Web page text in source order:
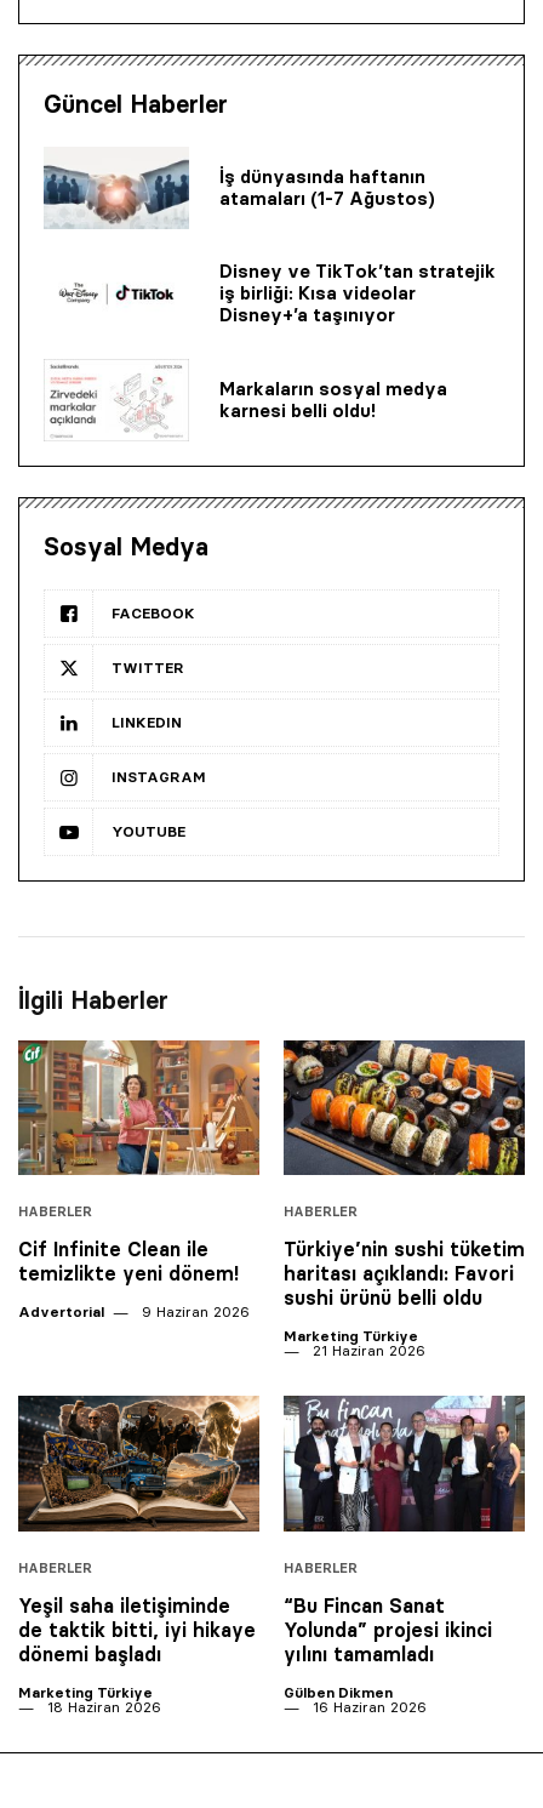
Güncel Haberler
İş dünyasında haftanın
atamaları (1-7 Ağustos)
Disney ve TikTok’tan stratejik
iş birliği: Kısa videolar
Disney+’a taşınıyor
Markaların sosyal medya
karnesi belli oldu!
Sosyal Medya
FACEBOOK
TWITTER
LINKEDIN
INSTAGRAM
YOUTUBE
İlgili Haberler
HABERLER
Cif Infinite Clean ile
temizlikte yeni dönem!
Advertorial 9 Haziran 2026
HABERLER
Türkiye’nin sushi tüketim
haritası açıklandı: Favori
sushi ürünü belli oldu
Marketing Türkiye
21 Haziran 2026
HABERLER
Yeşil saha iletişiminde
de taktik bitti, iyi hikaye
dönemi başladı
Marketing Türkiye
18 Haziran 2026
HABERLER
“Bu Fincan Sanat
Yolunda” projesi ikinci
yılını tamamladı
Gülben Dikmen
16 Haziran 2026